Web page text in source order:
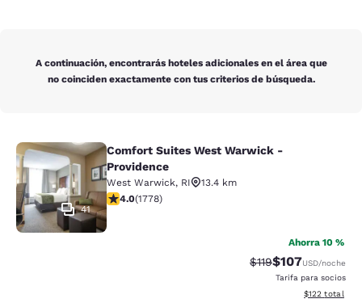
A continuación, encontrarás hoteles adicionales en el área que
no coinciden exactamente con tus criterios de búsqueda.
Comfort Suites West Warwick -
41
Comfort Suites West Warwick -
Providence
West Warwick, RI
13.4 km
calificación de 3.97 estrellas. Bueno. 1778 reseñas
4.0(1778)
Ahorra 10 %
Precio tachado:
$119Precio con
$107USD/noche
Tarifa para socios
Ver detalles
$122 total